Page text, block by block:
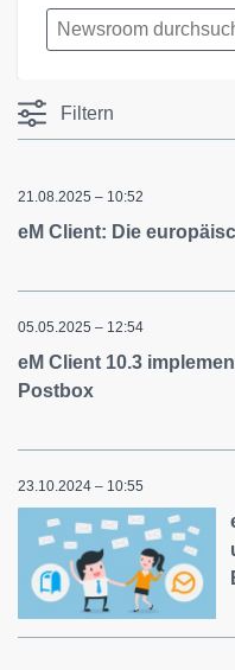
Filtern
21.08.2025 – 10:52
eM Client: Die
05.05.2025 – 12:54
eM Client 10.3
Postbox
23.10.2024 – 10:55